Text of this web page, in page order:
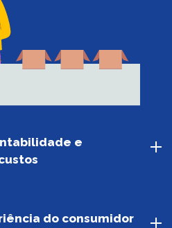
e
do consumidor